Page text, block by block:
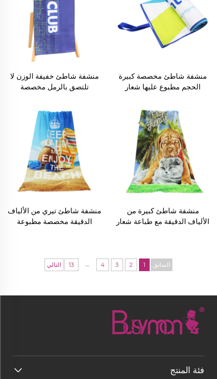
منشفة شاطئ مخصصة كبيرة
الحجم مطبوع عليها شعار
منشفة شاطئ خفيفة الوزن لا
تلتصق بالرمل مخصصة
منشفة شاطئ كبيرة من
الألياف الدقيقة مع طباعة شعار
منشفة شاطئ تيري من الألياف
الدقيقة مخصصة مطبوعة
السابق 1
2
3
4
...
13 التالي
فئة المنتج